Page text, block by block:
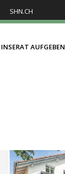
SHN.CH
INSERAT AUFGEBEN